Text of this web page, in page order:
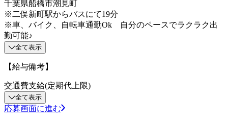
千葉県船橋市潮見町
※二俣新町駅からバスにて19分
※車、バイク、自転車通勤Ok 自分のペースでラクラク出
勤可能♪
全て表示
【給与備考】
交通費支給(定期代上限)
全て表示
応募画面に進む